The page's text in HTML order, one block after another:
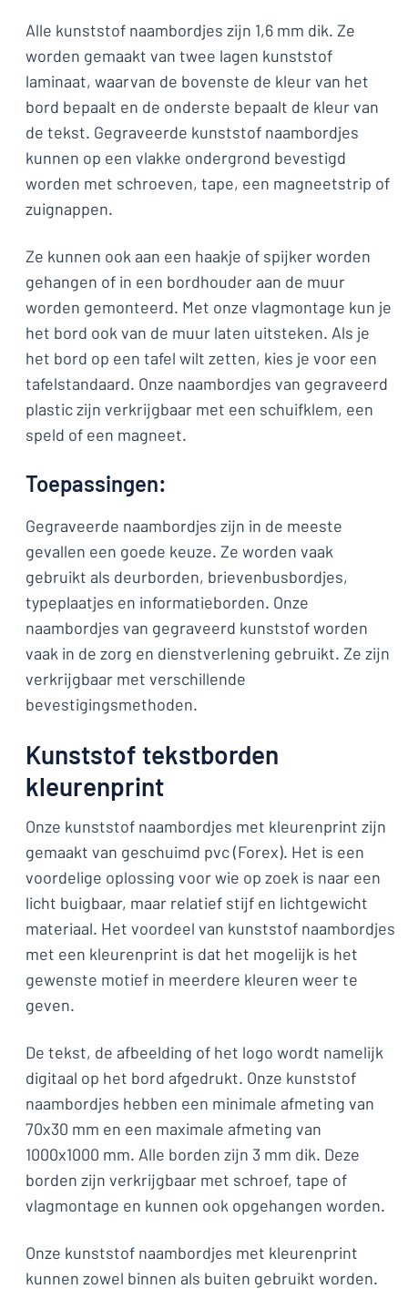
Alle kunststof naambordjes zijn 1,6 mm dik. Ze
worden gemaakt van twee lagen kunststof
laminaat, waarvan de bovenste de kleur van het
bord bepaalt en de onderste bepaalt de kleur van
de tekst. Gegraveerde kunststof naambordjes
kunnen op een vlakke ondergrond bevestigd
worden met schroeven, tape, een magneetstrip of
zuignappen.
Ze kunnen ook aan een haakje of spijker worden
gehangen of in een bordhouder aan de muur
worden gemonteerd. Met onze vlagmontage kun je
het bord ook van de muur laten uitsteken. Als je
het bord op een tafel wilt zetten, kies je voor een
tafelstandaard. Onze naambordjes van gegraveerd
plastic zijn verkrijgbaar met een schuifklem, een
speld of een magneet.
Toepassingen:
Gegraveerde naambordjes zijn in de meeste
gevallen een goede keuze. Ze worden vaak
gebruikt als deurborden, brievenbusbordjes,
typeplaatjes en informatieborden. Onze
naambordjes van gegraveerd kunststof worden
vaak in de zorg en dienstverlening gebruikt. Ze zijn
verkrijgbaar met verschillende
bevestigingsmethoden.
Kunststof tekstborden
kleurenprint
Onze kunststof naambordjes met kleurenprint zijn
gemaakt van geschuimd pvc (Forex). Het is een
voordelige oplossing voor wie op zoek is naar een
licht buigbaar, maar relatief stijf en lichtgewicht
materiaal. Het voordeel van kunststof naambordjes
met een kleurenprint is dat het mogelijk is het
gewenste motief in meerdere kleuren weer te
geven.
De tekst, de afbeelding of het logo wordt namelijk
digitaal op het bord afgedrukt. Onze kunststof
naambordjes hebben een minimale afmeting van
70x30 mm en een maximale afmeting van
1000x1000 mm. Alle borden zijn 3 mm dik. Deze
borden zijn verkrijgbaar met schroef, tape of
vlagmontage en kunnen ook opgehangen worden.
Onze kunststof naambordjes met kleurenprint
kunnen zowel binnen als buiten gebruikt worden.